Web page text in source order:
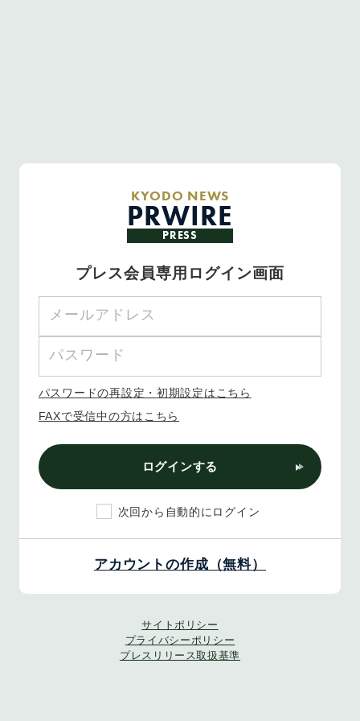
KYODO NEWS
PRWIRE
PRESS
プレス会員専用ログイン画面
パスワードの再設定・初期設定はこちら
FAXで受信中の方はこちら
ログインする
次回から自動的にログイン
アカウントの作成（無料）
サイトポリシー
プライバシーポリシー
プレスリリース取扱基準